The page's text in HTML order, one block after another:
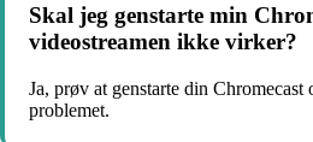
Skal jeg genstarte min
videostreamen ikke virker?
Ja, prøv at genstarte din Chromecast
problemet.